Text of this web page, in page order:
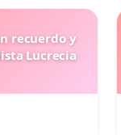
recuerdo y
Lucrecia